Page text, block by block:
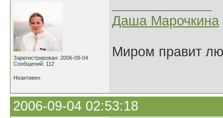
Зарегистрирован: 2006-09-04
Сообщений: 112
Даша Марочкина
Миром правит
Неактивен
2006-09-04 02:53:18